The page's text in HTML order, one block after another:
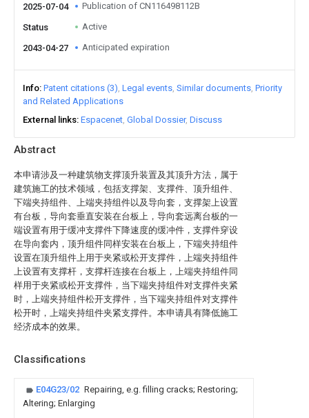
Abstract
本申请涉及一种建筑物支撑顶升装置及其顶升方法，属于
建筑施工的技术领域，包括支撑架、支撑件、顶升组件、
下端夹持组件、上端夹持组件以及导向套，支撑架上设置
有台板，导向套垂直安装在台板上，导向套远离台板的一
端设置有用于缓冲支撑件下降速度的缓冲件，支撑件穿设
在导向套内，顶升组件同样安装在台板上，下端夹持组件
设置在顶升组件上用于夹紧或松开支撑件，上端夹持组件
上设置有支撑杆，支撑杆连接在台板上，上端夹持组件同
样用于夹紧或松开支撑件，当下端夹持组件对支撑件夹紧
时，上端夹持组件松开支撑件，当下端夹持组件对支撑件
松开时，上端夹持组件夹紧支撑件。本申请具有降低施工
经济成本的效果。
Classifications
E04G23/02 Repairing, e.g. filling cracks; Restoring;
Altering; Enlarging
2025-07-04 Publication of CN116498112B
Status Active
2043-04-27 Anticipated expiration
Info Patent citations (3) Legal events Similar documents Priority
and Related Applications
External links Espacenet Global Dossier Discuss